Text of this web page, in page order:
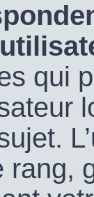
qui
rang,